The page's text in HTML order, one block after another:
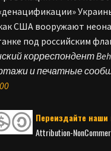
США вооружают
под российским
корреспондент
и печатные
Переиздайте наши
Attribution-